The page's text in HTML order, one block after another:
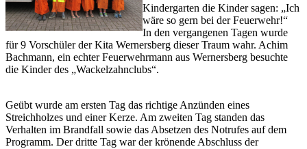
Kindergarten die Kinder sagen: „Ich
wäre so gern bei der Feuerwehr!“
In den vergangenen Tagen wurde
für 9 Vorschüler der Kita Wernersberg dieser Traum wahr. Achim
Bachmann, ein echter Feuerwehrmann aus Wernersberg besuchte
die Kinder des „Wackelzahnclubs“.
Geübt wurde am ersten Tag das richtige Anzünden eines
Streichholzes und einer Kerze. Am zweiten Tag standen das
Verhalten im Brandfall sowie das Absetzen des Notrufes auf dem
Programm. Der dritte Tag war der krönende Abschluss der